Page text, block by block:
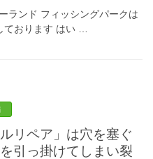
ランド フィッシングパークは
ております はい …
引っ掛けてしまい裂